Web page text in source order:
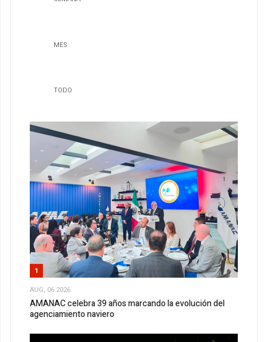
MES
TODO
1
AUG, 06 2026
AMANAC celebra 39 años marcando la evolución del
agenciamiento naviero